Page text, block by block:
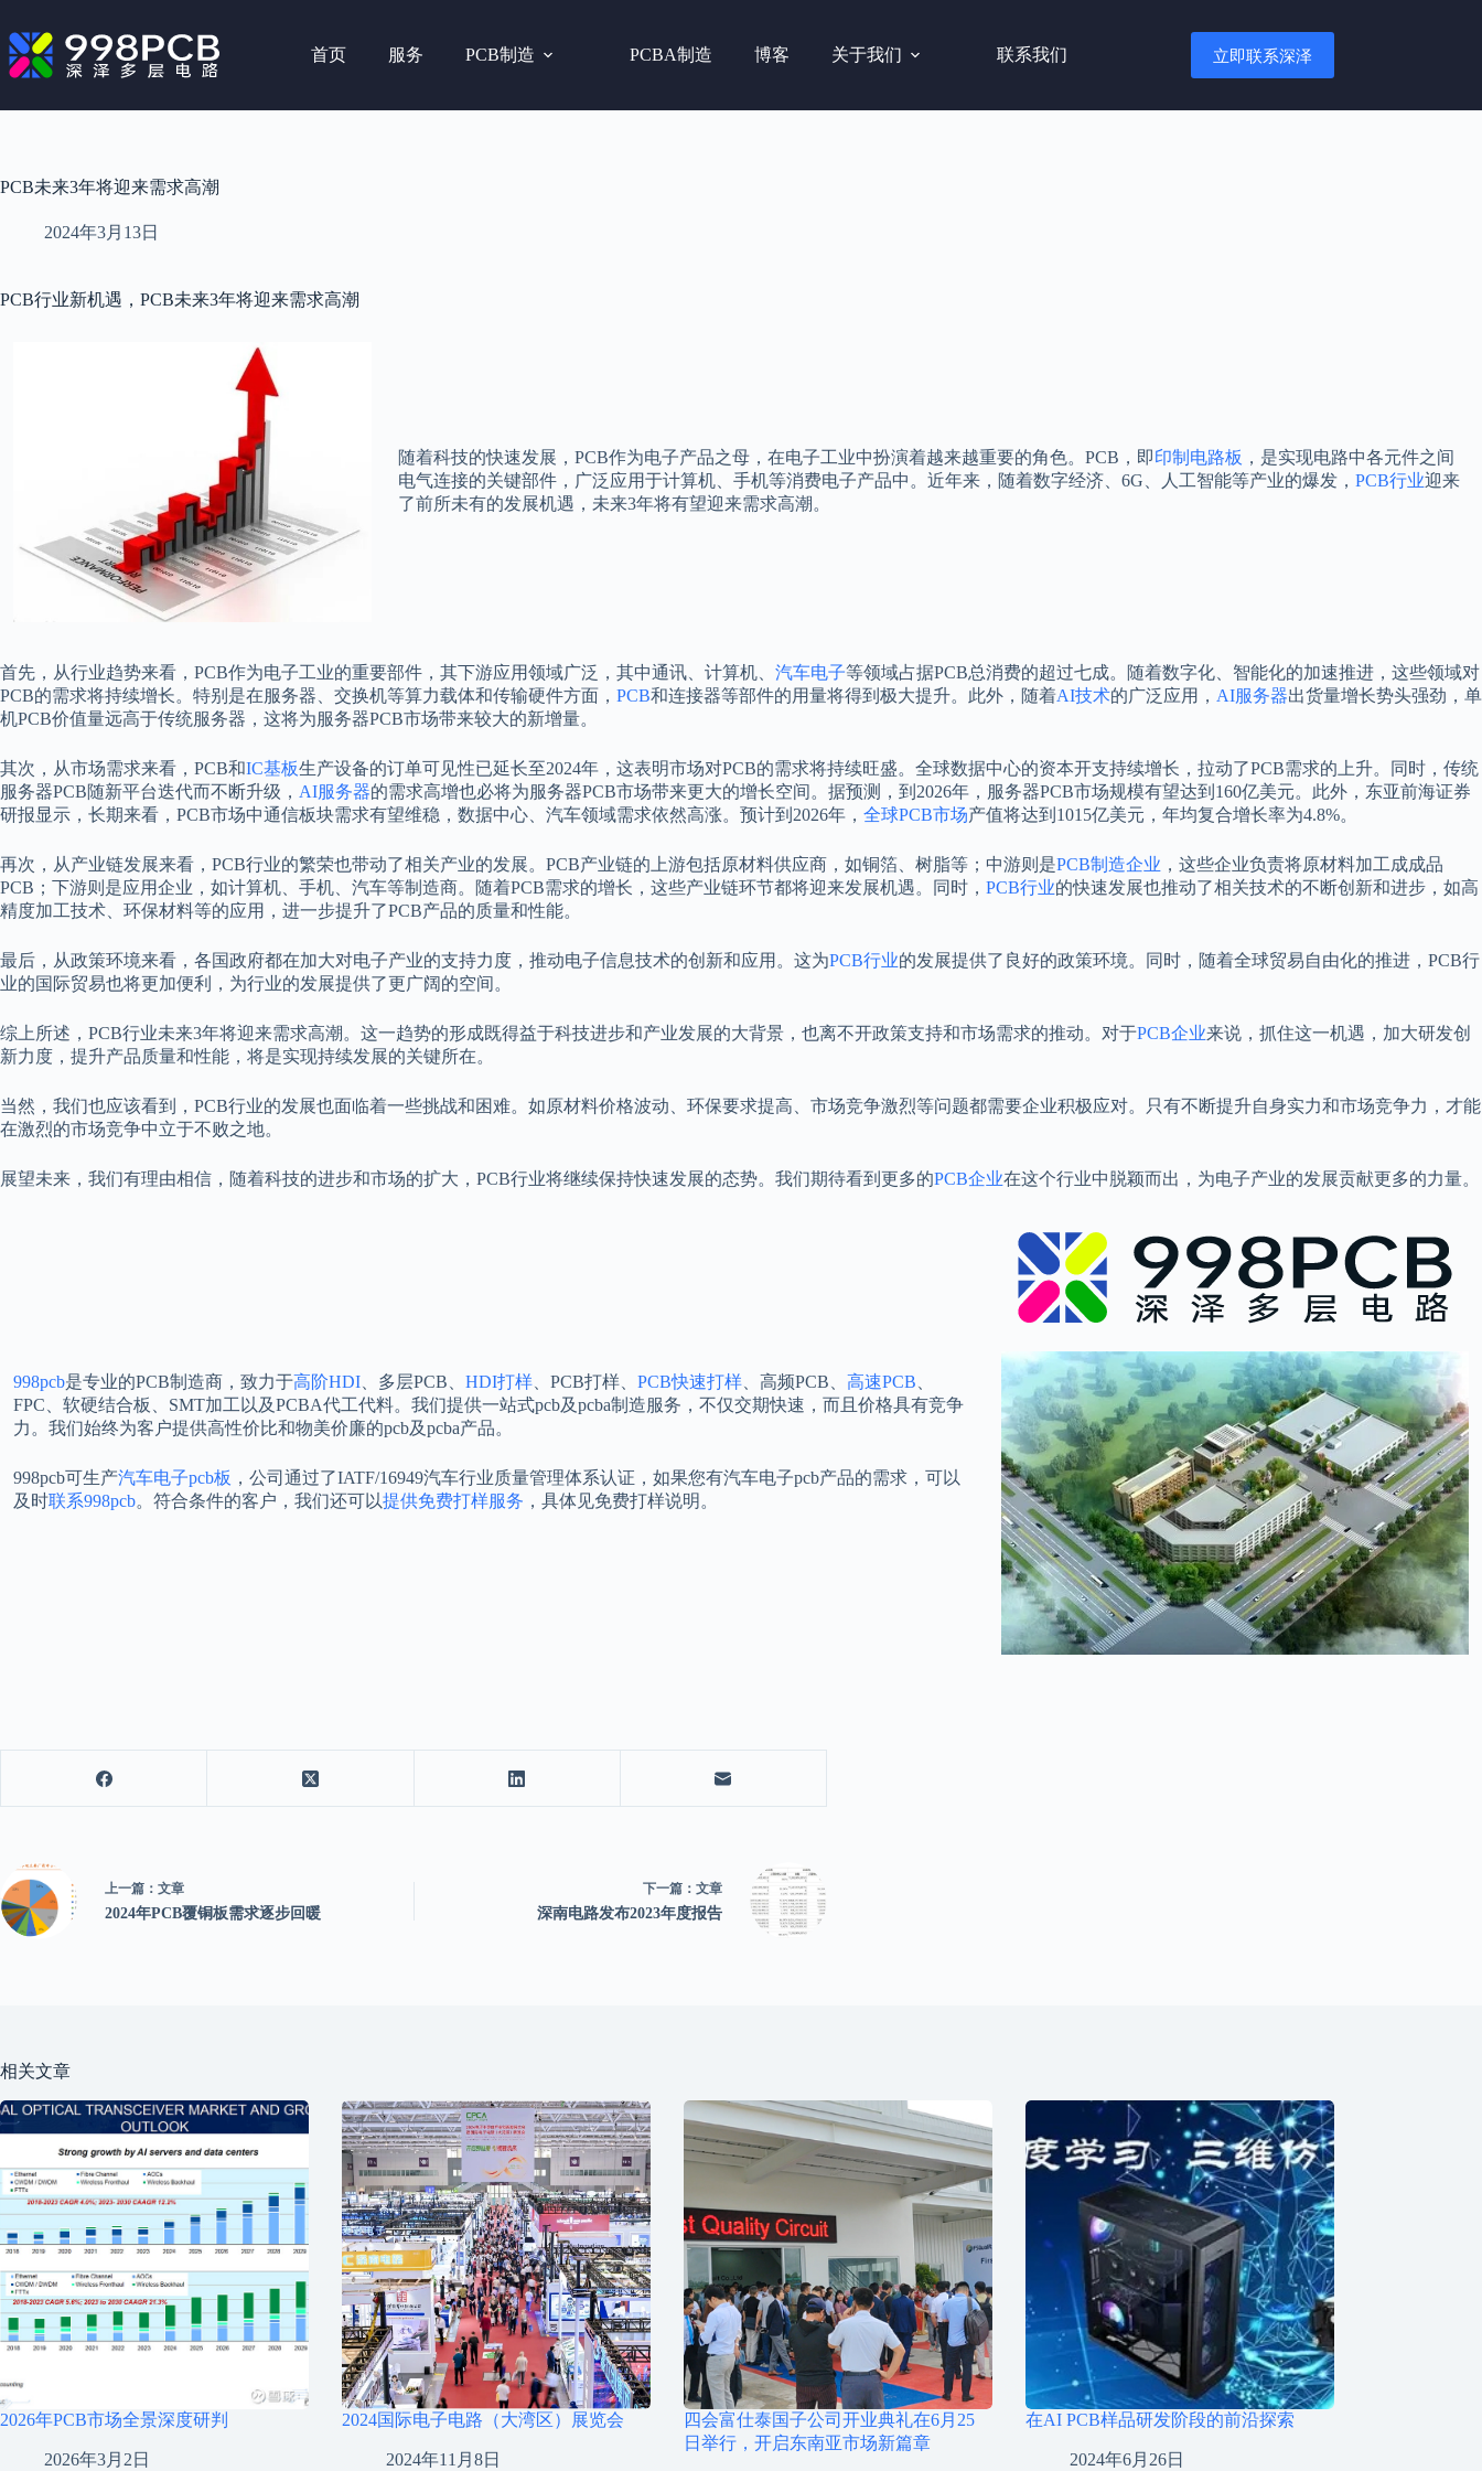
至
内
容
首页 服务 PCB制造 PCBA制造 博客 关于我们 联系我们 立即联系深泽
PCB未来3年将迎来需求高潮
2024年3月13日
PCB行业新机遇，PCB未来3年将迎来需求高潮
随着科技的快速发展，PCB作为电子产品之母，在电子工业中扮演着越来越重要的角色。PCB，即印制电路板 ，是实现电路中各元件之间
电气连接的关键部件，广泛应用于计算机、手机等消费电子产品中。近年来，随着数字经济、6G、人工智能等产业的爆发，PCB行业迎来
了前所未有的发展机遇，未来3年将有望迎来需求高潮。
首先，从行业趋势来看，PCB作为电子工业的重要部件，其下游应用领域广泛，其中通讯、计算机、 汽车电子等领域占据PCB总消费的超过七成。随着数字化、智能化的加速推进，这些领域对
PCB的需求将持续增长。特别是在服务器、交换机等算力载体和传输硬件方面， PCB和连接器等部件的用量将得到极大提升。此外，随着AI技术的广泛应用， AI服务器出货量增长势头强劲，单
机PCB价值量远高于传统服务器，这将为服务器PCB市场带来较大的新增量。
其次，从市场需求来看，PCB和IC基板生产设备的订单可见性已延长至2024年，这表明市场对PCB的需求将持续旺盛。全球数据中心的资本开支持续增长，拉动了PCB需求的上升。同时，传统
服务器PCB随新平台迭代而不断升级， AI服务器的需求高增也必将为服务器PCB市场带来更大的增长空间。据预测，到2026年，服务器PCB市场规模有望达到160亿美元。此外，东亚前海证券
研报显示，长期来看，PCB市场中通信板块需求有望维稳，数据中心、汽车领域需求依然高涨。预计到2026年， 全球PCB市场产值将达到1015亿美元，年均复合增长率为4.8%。
再次，从产业链发展来看，PCB行业的繁荣也带动了相关产业的发展。PCB产业链的上游包括原材料供应商，如铜箔、树脂等；中游则是PCB制造企业 ，这些企业负责将原材料加工成成品
PCB；下游则是应用企业，如计算机、手机、汽车等制造商。随着PCB需求的增长，这些产业链环节都将迎来发展机遇。同时， PCB行业的快速发展也推动了相关技术的不断创新和进步，如高
精度加工技术、环保材料等的应用，进一步提升了PCB产品的质量和性能。
最后，从政策环境来看，各国政府都在加大对电子产业的支持力度，推动电子信息技术的创新和应用。这为PCB行业的发展提供了良好的政策环境。同时，随着全球贸易自由化的推进，PCB行
业的国际贸易也将更加便利，为行业的发展提供了更广阔的空间。
综上所述，PCB行业未来3年将迎来需求高潮。这一趋势的形成既得益于科技进步和产业发展的大背景，也离不开政策支持和市场需求的推动。对于PCB企业来说，抓住这一机遇，加大研发创
新力度，提升产品质量和性能，将是实现持续发展的关键所在。
当然，我们也应该看到，PCB行业的发展也面临着一些挑战和困难。如原材料价格波动、环保要求提高、市场竞争激烈等问题都需要企业积极应对。只有不断提升自身实力和市场竞争力，才能
在激烈的市场竞争中立于不败之地。
展望未来，我们有理由相信，随着科技的进步和市场的扩大，PCB行业将继续保持快速发展的态势。我们期待看到更多的PCB企业在这个行业中脱颖而出，为电子产业的发展贡献更多的力量。
998pcb是专业的PCB制造商，致力于高阶HDI、多层PCB、 HDI打样、PCB打样、 PCB快速打样、高频PCB、 高速PCB、
FPC、软硬结合板、SMT加工以及PCBA代工代料。我们提供一站式pcb及pcba制造服务，不仅交期快速，而且价格具有竞争
力。我们始终为客户提供高性价比和物美价廉的pcb及pcba产品。
998pcb可生产汽车电子pcb板 ，公司通过了IATF/16949汽车行业质量管理体系认证，如果您有汽车电子pcb产品的需求，可以
及时联系998pcb。符合条件的客户，我们还可以提供免费打样服务 ，具体见免费打样说明。
上一篇： 文章
2024年PCB覆铜板需求逐步回暖
下一篇： 文章
深南电路发布2023年度报告
相关文章
2026年PCB市场全景深度研判
2026年3月2日
2024国际电子电路（大湾区）展览会
2024年11月8日
四会富仕泰国子公司开业典礼在6月25
日举行，开启东南亚市场新篇章
在AI PCB样品研发阶段的前沿探索
2024年6月26日